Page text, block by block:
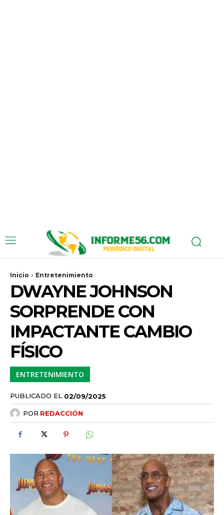
Inicio Entretenimiento
DWAYNE JOHNSON
SORPRENDE CON
IMPACTANTE CAMBIO
FÍSICO
ENTRETENIMIENTO
PUBLICADO EL 02/09/2025
POR REDACCIÓN